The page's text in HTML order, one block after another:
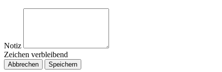
Notiz
Zeichen verbleibend
Abbrechen Speichern